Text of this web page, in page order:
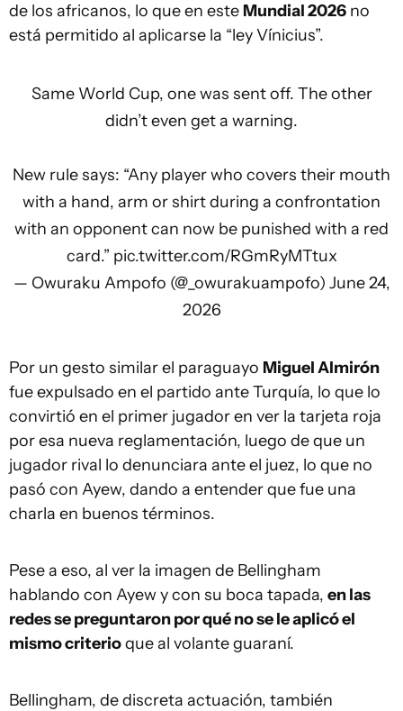
de los africanos, lo que en este Mundial 2026 no
está permitido al aplicarse la “ley Vínicius”.
Same World Cup, one was sent off. The other
didn’t even get a warning.
New rule says: “Any player who covers their mouth
with a hand, arm or shirt during a confrontation
with an opponent can now be punished with a red
card.” pic.twitter.com/RGmRyMTtux
— Owuraku Ampofo (@_owurakuampofo) June 24,
2026
Por un gesto similar el paraguayo Miguel Almirón
fue expulsado en el partido ante Turquía, lo que lo
convirtió en el primer jugador en ver la tarjeta roja
por esa nueva reglamentación, luego de que un
jugador rival lo denunciara ante el juez, lo que no
pasó con Ayew, dando a entender que fue una
charla en buenos términos.
Pese a eso, al ver la imagen de Bellingham
hablando con Ayew y con su boca tapada, en las
redes se preguntaron por qué no se le aplicó el
mismo criterioque al volante guaraní.
Bellingham, de discreta actuación, también